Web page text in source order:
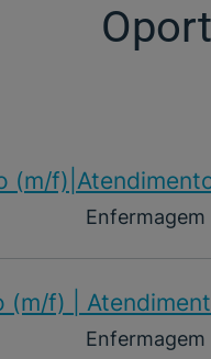
(m/
Enfermagem
(m/f)​ |
Enfermagem